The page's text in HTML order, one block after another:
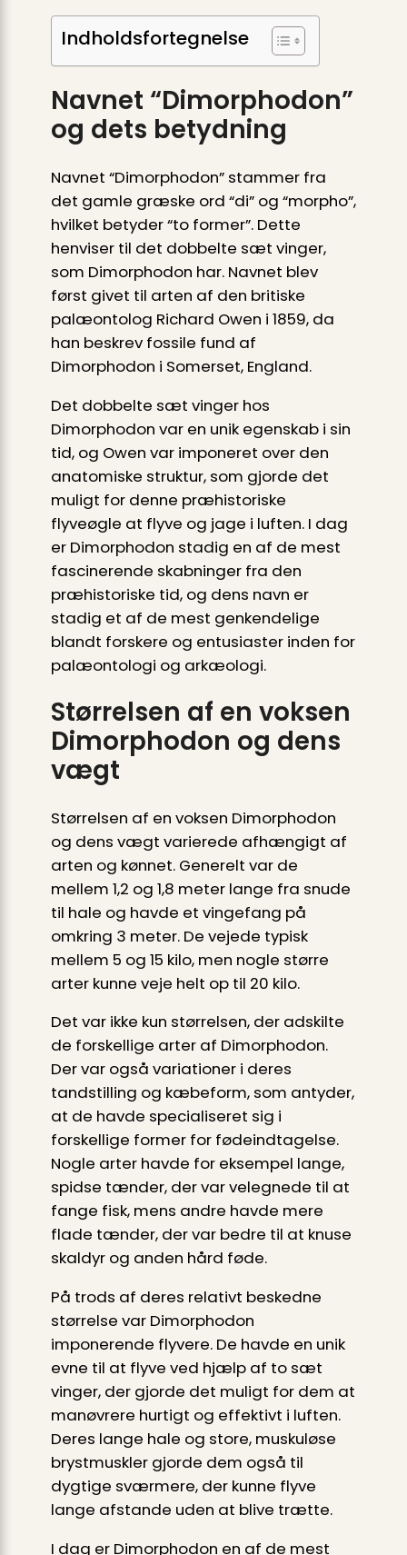
Indholdsfortegnelse
Navnet “Dimorphodon”
og dets betydning
Navnet “Dimorphodon” stammer fra
det gamle græske ord “di” og “morpho”,
hvilket betyder “to former”. Dette
henviser til det dobbelte sæt vinger,
som Dimorphodon har. Navnet blev
først givet til arten af ​​den britiske
palæontolog Richard Owen i 1859, da
han beskrev fossile fund af
Dimorphodon i Somerset, England.
Det dobbelte sæt vinger hos
Dimorphodon var en unik egenskab i sin
tid, og Owen var imponeret over den
anatomiske struktur, som gjorde det
muligt for denne præhistoriske
flyveøgle at flyve og jage i luften. I dag
er Dimorphodon stadig en af ​​de mest
fascinerende skabninger fra den
præhistoriske tid, og dens navn er
stadig et af de mest genkendelige
blandt forskere og entusiaster inden for
palæontologi og arkæologi.
Størrelsen af en voksen
Dimorphodon og dens
vægt
Størrelsen af en voksen Dimorphodon
og dens vægt varierede afhængigt af
arten og kønnet. Generelt var de
mellem 1,2 og 1,8 meter lange fra snude
til hale og havde et vingefang på
omkring 3 meter. De vejede typisk
mellem 5 og 15 kilo, men nogle større
arter kunne veje helt op til 20 kilo.
Det var ikke kun størrelsen, der adskilte
de forskellige arter af Dimorphodon.
Der var også variationer i deres
tandstilling og kæbeform, som antyder,
at de havde specialiseret sig i
forskellige former for fødeindtagelse.
Nogle arter havde for eksempel lange,
spidse tænder, der var velegnede til at
fange fisk, mens andre havde mere
flade tænder, der var bedre til at knuse
skaldyr og anden hård føde.
På trods af deres relativt beskedne
størrelse var Dimorphodon
imponerende flyvere. De havde en unik
evne til at flyve ved hjælp af to sæt
vinger, der gjorde det muligt for dem at
manøvrere hurtigt og effektivt i luften.
Deres lange hale og store, muskuløse
brystmuskler gjorde dem også til
dygtige sværmere, der kunne flyve
lange afstande uden at blive trætte.
I dag er Dimorphodon en af de mest